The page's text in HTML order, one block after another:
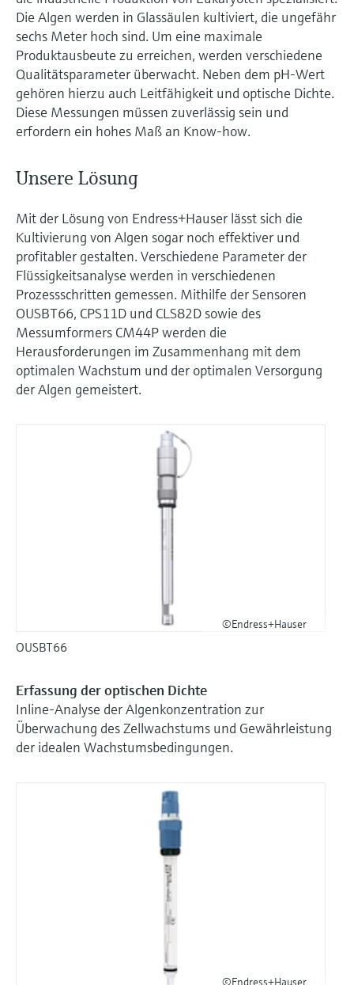
Die Algen werden in Glassäulen kultiviert, die ungefähr
sechs Meter hoch sind. Um eine maximale
Produktausbeute zu erreichen, werden verschiedene
Qualitätsparameter überwacht. Neben dem pH-Wert
gehören hierzu auch Leitfähigkeit und optische Dichte.
Diese Messungen müssen zuverlässig sein und
erfordern ein hohes Maß an Know-how.
Unsere Lösung
Mit der Lösung von Endress+Hauser lässt sich die
Kultivierung von Algen sogar noch effektiver und
profitabler gestalten. Verschiedene Parameter der
Flüssigkeitsanalyse werden in verschiedenen
Prozessschritten gemessen. Mithilfe der Sensoren
OUSBT66, CPS11D und CLS82D sowie des
Messumformers CM44P werden die
Herausforderungen im Zusammenhang mit dem
optimalen Wachstum und der optimalen Versorgung
der Algen gemeistert.
©Endress+Hauser
OUSBT66
Erfassung der optischen Dichte
Inline-Analyse der Algenkonzentration zur
Überwachung des Zellwachstums und Gewährleistung
der idealen Wachstumsbedingungen.
©Endress+Hauser